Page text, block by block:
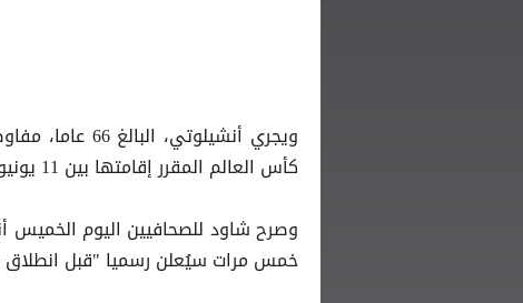
ويجري أنشيلوتي، البالغ 66 عاما، مفاوضات مع
كأس العالم المقرر إقامتها بين 11 يونيو و19 يوليو في الولايات المتحدة والمكسيك وكندا.
وصرح شاود للصحافيين اليوم الخميس
خمس مرات سيُعلن رسميا "قبل انطلاق